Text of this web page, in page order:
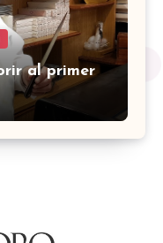
al primer